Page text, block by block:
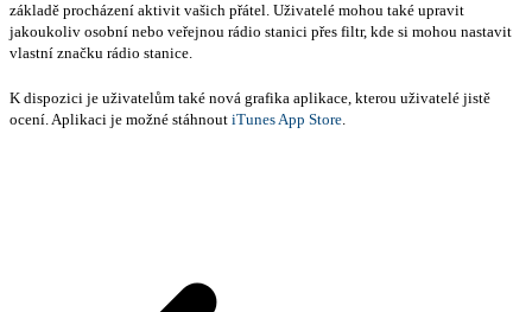
základě procházení aktivit vašich přátel. Uživatelé mohou také upravit
jakoukoliv osobní nebo veřejnou rádio stanici přes filtr, kde si mohou nastavit
vlastní značku rádio stanice.
K dispozici je uživatelům také nová grafika aplikace, kterou uživatelé jistě
ocení. Aplikaci je možné stáhnout iTunes App Store.